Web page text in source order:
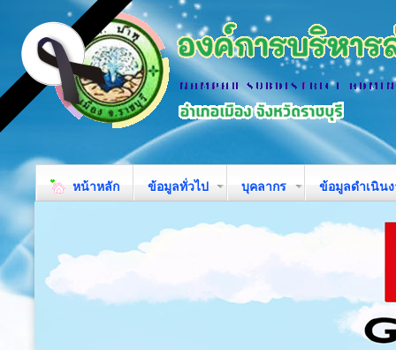
หน้าหลัก ข้อมูลทั่วไป บุคลากร ข้อมูลดำเนิน